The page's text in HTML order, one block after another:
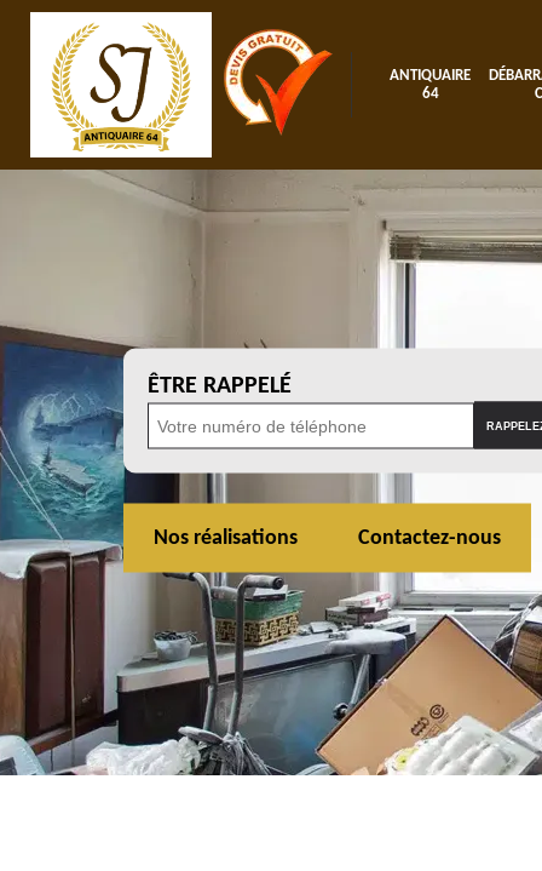
ANTIQUAIRE
64
ÊTRE RAPPELÉ
Nos réalisations Contactez-nous